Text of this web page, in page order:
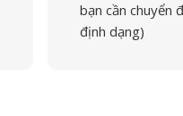
bạn cần chuyển
định dạng)